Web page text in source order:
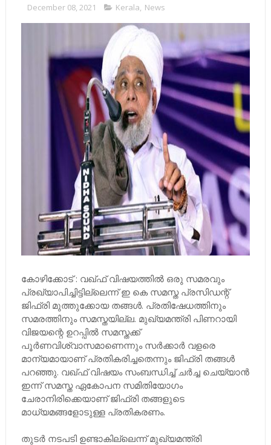
December 08, 2021 Kerala, News
കോഴിക്കോട് : വഖ്ഫ് വിഷയത്തില്‍ ഒരു സമരവും
പ്രഖ്യാപിച്ചിട്ടില്ലെന്ന് ഇ കെ സമസ്ത പ്രസിഡന്റ്
ജിഫ്രി മുത്തുക്കോയ തങ്ങള്‍. പ്രതിഷേധത്തിനും
സമരത്തിനും സമസ്തയില്ല. മുഖ്യമന്ത്രി പിണറായി
വിജയന്റെ ഉറപ്പില്‍ സമസ്തക്ക്
പൂര്‍ണവിശ്വാസമാണെന്നും സര്‍ക്കാര്‍ വളരെ
മാന്യമായാണ് പ്രതികരിച്ചതെന്നും ജിഫ്രി തങ്ങള്‍
പറഞ്ഞു. വഖ്ഫ് വിഷയം സംബന്ധിച്ച് ചര്‍ച്ച ചെയ്യാന്‍
ഇന്ന് സമസ്ത ഏകോപന സമിതിയോഗം
ചേരാനിരിക്കെയാണ് ജിഫ്രി തങ്ങളുടെ
മാധ്യമങ്ങളോടുള്ള പ്രതികരണം.
തുടര്‍ നടപടി ഉണ്ടാകില്ലെന്ന് മുഖ്യമന്ത്രി